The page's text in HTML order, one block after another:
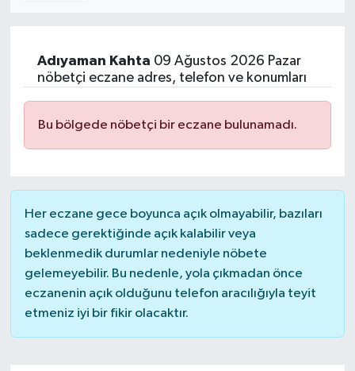
Adıyaman Kahta 09 Ağustos 2026 Pazar
nöbetçi eczane adres, telefon ve konumları
Bu bölgede nöbetçi bir eczane bulunamadı.
Her eczane gece boyunca açık olmayabilir, bazıları
sadece gerektiğinde açık kalabilir veya
beklenmedik durumlar nedeniyle nöbete
gelemeyebilir. Bu nedenle, yola çıkmadan önce
eczanenin açık olduğunu telefon aracılığıyla teyit
etmeniz iyi bir fikir olacaktır.
Kültür - Sanat